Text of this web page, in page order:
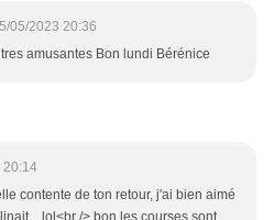
05/2023 20:36
amusantes Bon lundi Bérénice
20:14
contente de ton retour, j'ai bien aimé
.. lol<br /> bon les courses sont